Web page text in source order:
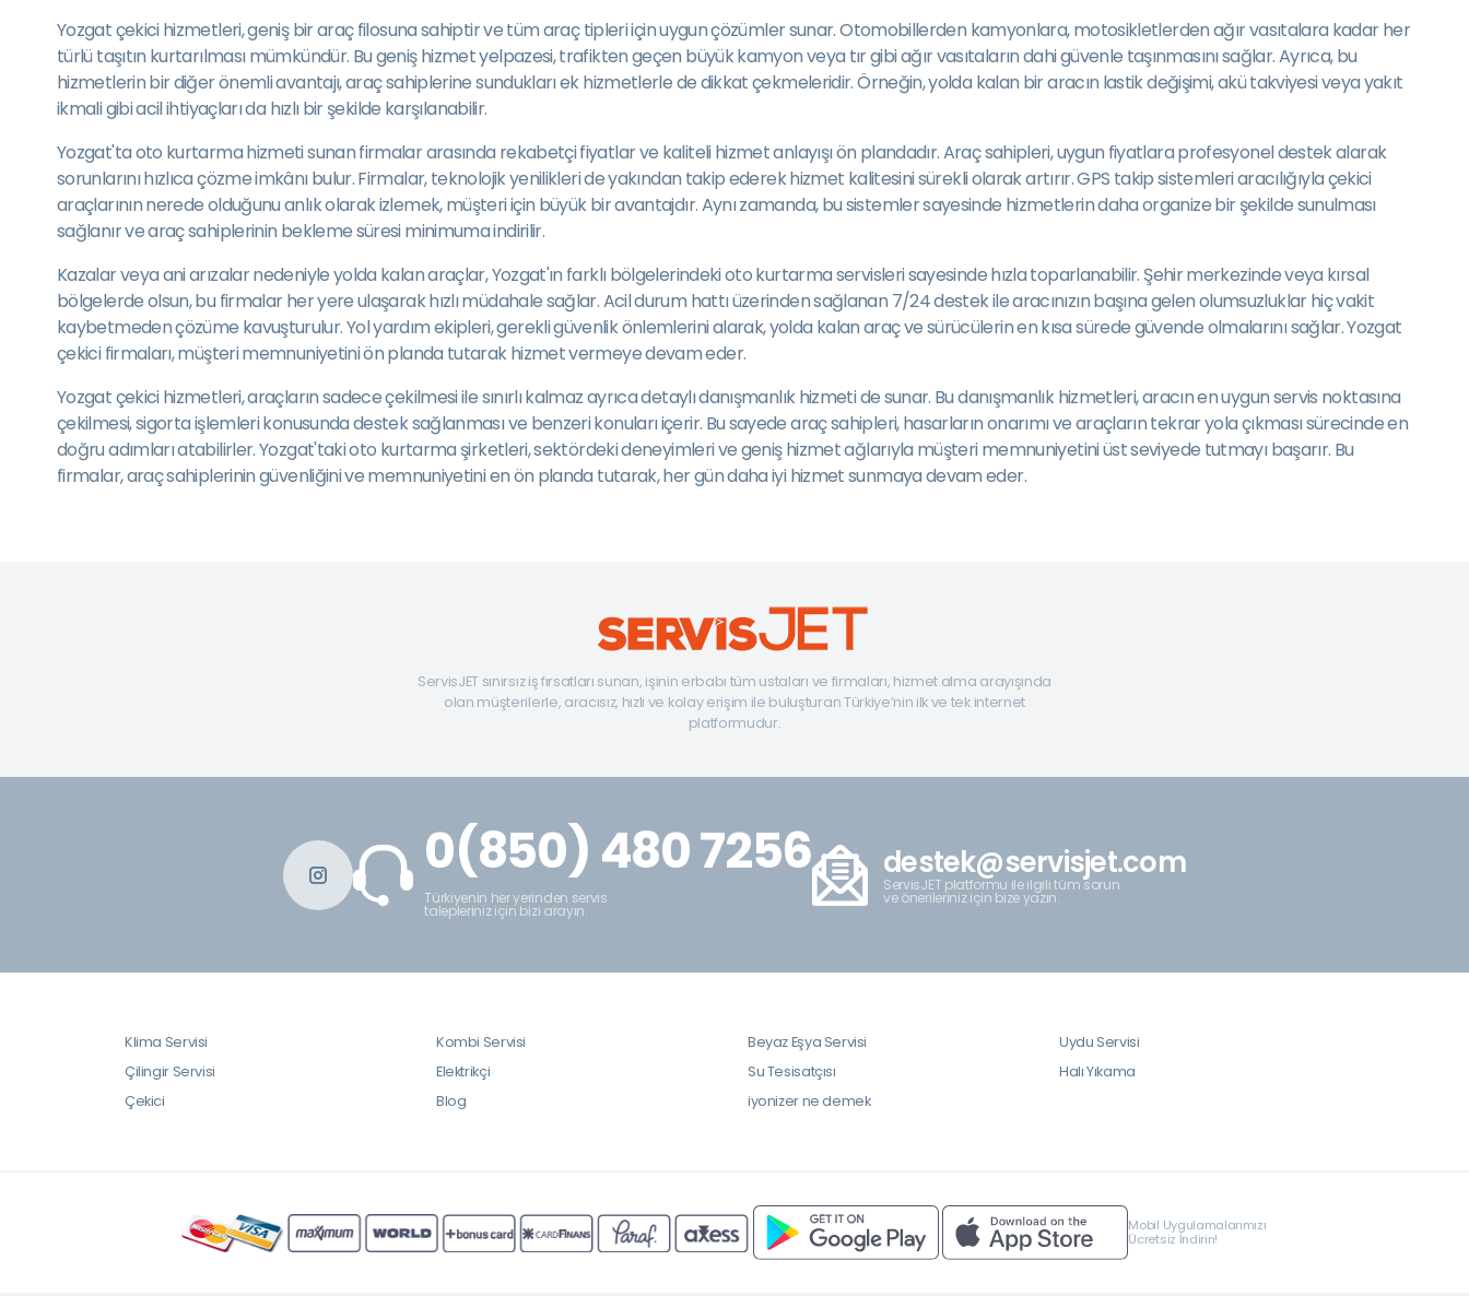
Yozgat çekici hizmetleri, geniş bir araç filosuna sahiptir ve tüm araç tipleri için uygun çözümler sunar. Otomobillerden kamyonlara, motosikletlerden ağır vasıtalara kadar her
türlü taşıtın kurtarılması mümkündür. Bu geniş hizmet yelpazesi, trafikten geçen büyük kamyon veya tır gibi ağır vasıtaların dahi güvenle taşınmasını sağlar. Ayrıca, bu
hizmetlerin bir diğer önemli avantajı, araç sahiplerine sundukları ek hizmetlerle de dikkat çekmeleridir. Örneğin, yolda kalan bir aracın lastik değişimi, akü takviyesi veya yakıt
ikmali gibi acil ihtiyaçları da hızlı bir şekilde karşılanabilir.
Yozgat'ta oto kurtarma hizmeti sunan firmalar arasında rekabetçi fiyatlar ve kaliteli hizmet anlayışı ön plandadır. Araç sahipleri, uygun fiyatlara profesyonel destek alarak
sorunlarını hızlıca çözme imkânı bulur. Firmalar, teknolojik yenilikleri de yakından takip ederek hizmet kalitesini sürekli olarak artırır. GPS takip sistemleri aracılığıyla çekici
araçlarının nerede olduğunu anlık olarak izlemek, müşteri için büyük bir avantajdır. Aynı zamanda, bu sistemler sayesinde hizmetlerin daha organize bir şekilde sunulması
sağlanır ve araç sahiplerinin bekleme süresi minimuma indirilir.
Kazalar veya ani arızalar nedeniyle yolda kalan araçlar, Yozgat'ın farklı bölgelerindeki oto kurtarma servisleri sayesinde hızla toparlanabilir. Şehir merkezinde veya kırsal
bölgelerde olsun, bu firmalar her yere ulaşarak hızlı müdahale sağlar. Acil durum hattı üzerinden sağlanan 7/24 destek ile aracınızın başına gelen olumsuzluklar hiç vakit
kaybetmeden çözüme kavuşturulur. Yol yardım ekipleri, gerekli güvenlik önlemlerini alarak, yolda kalan araç ve sürücülerin en kısa sürede güvende olmalarını sağlar. Yozgat
çekici firmaları, müşteri memnuniyetini ön planda tutarak hizmet vermeye devam eder.
Yozgat çekici hizmetleri, araçların sadece çekilmesi ile sınırlı kalmaz ayrıca detaylı danışmanlık hizmeti de sunar. Bu danışmanlık hizmetleri, aracın en uygun servis noktasına
çekilmesi, sigorta işlemleri konusunda destek sağlanması ve benzeri konuları içerir. Bu sayede araç sahipleri, hasarların onarımı ve araçların tekrar yola çıkması sürecinde en
doğru adımları atabilirler. Yozgat'taki oto kurtarma şirketleri, sektördeki deneyimleri ve geniş hizmet ağlarıyla müşteri memnuniyetini üst seviyede tutmayı başarır. Bu
firmalar, araç sahiplerinin güvenliğini ve memnuniyetini en ön planda tutarak, her gün daha iyi hizmet sunmaya devam eder.
ServisJET sınırsız iş fırsatları sunan, işinin erbabı tüm ustaları ve firmaları, hizmet alma arayışında
olan müşterilerle, aracısız, hızlı ve kolay erişim ile buluşturan Türkiye’nin ilk ve tek internet
platformudur.
0(850) 480 7256
Türkiyenin her yerinden servis
talepleriniz için bizi arayın.
destek@servisjet.com
ServisJET platformu ile ilgili tüm sorun
ve önerileriniz için bize yazın.
Klima Servisi Kombi Servisi Beyaz Eşya Servisi
Uydu Servisi
Çilingir Servisi
Elektrikçi Su Tesisatçısı
Halı Yıkama
Çekici
Blog iyonizer ne demek
Mobil Uygulamalarımızı
Ücretsiz İndirin!